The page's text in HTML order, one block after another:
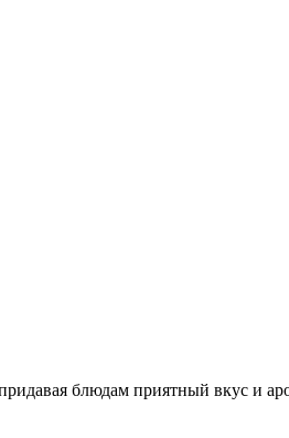
блюдам приятный вкус и